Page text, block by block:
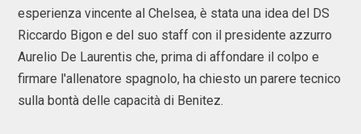
esperienza vincente al Chelsea, è stata una idea del DS
Riccardo Bigon e del suo staff con il presidente azzurro
Aurelio De Laurentis che, prima di affondare il colpo e
firmare l'allenatore spagnolo, ha chiesto un parere tecnico
sulla bontà delle capacità di Benitez.